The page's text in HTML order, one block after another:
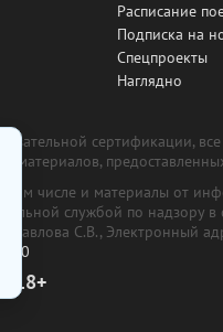
Расписание
Подписка на
Спецпроекты
Наглядно
сертификации,
материалов,
том числе и материалы от
службой по надзору
Павлова С.В., Электронный
50
18+